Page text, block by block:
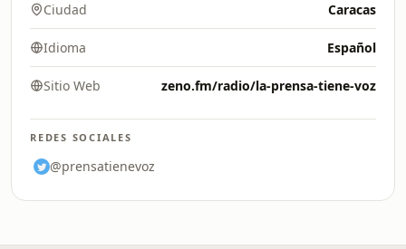
Ciudad Caracas
Idioma Español
Sitio Web zeno.fm/radio/la-prensa-tiene-voz
REDES SOCIALES
@prensatienevoz